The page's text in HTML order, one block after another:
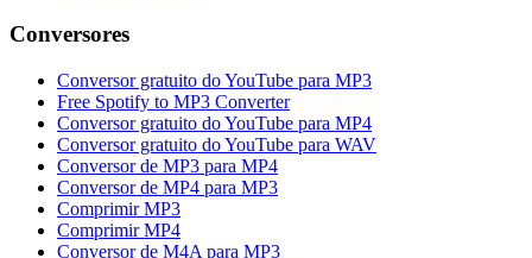
Conversores
Conversor gratuito do YouTube para MP3
Free Spotify to MP3 Converter
Conversor gratuito do YouTube para MP4
Conversor gratuito do YouTube para WAV
Conversor de MP3 para MP4
Conversor de MP4 para MP3
Comprimir MP3
Comprimir MP4
Conversor de M4A para MP3